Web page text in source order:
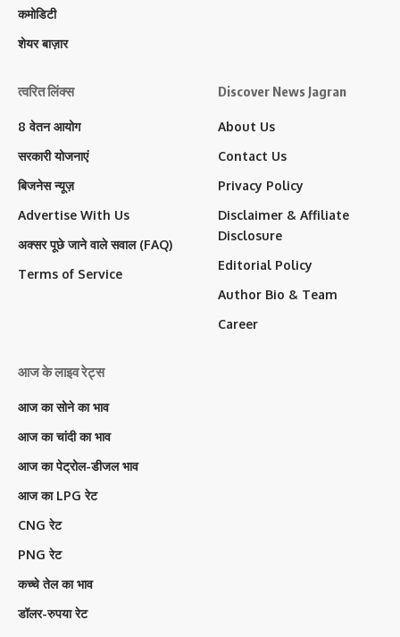
कमोडिटी
शेयर बाज़ार
त्वरित लिंक्स
8 वेतन आयोग
सरकारी योजनाएं
बिजनेस न्यूज़
Advertise With Us
अक्सर पूछे जाने वाले सवाल (FAQ)
Terms of Service
Discover News Jagran
About Us
Contact Us
Privacy Policy
Disclaimer & Affiliate
Disclosure
Editorial Policy
Author Bio & Team
Career
आज के लाइव रेट्स
आज का सोने का भाव
आज का चांदी का भाव
आज का पेट्रोल-डीजल भाव
आज का LPG रेट
CNG रेट
PNG रेट
कच्चे तेल का भाव
डॉलर-रुपया रेट